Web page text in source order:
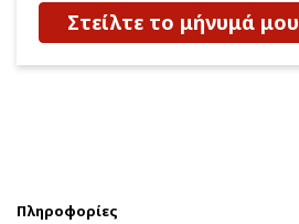
Στείλτε το μήνυμά μου
Πληροφορίες